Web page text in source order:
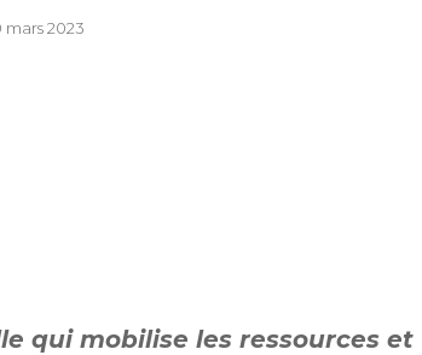
mars 2023
qui mobilise les ressources et